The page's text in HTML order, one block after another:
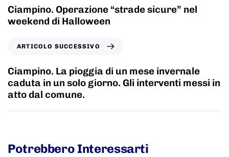
Ciampino. Operazione “strade sicure” nel
weekend di Halloween
ARTICOLO SUCCESSIVO
Ciampino. La pioggia di un mese invernale
caduta in un solo giorno. Gli interventi messi in
atto dal comune.
Potrebbero Interessarti